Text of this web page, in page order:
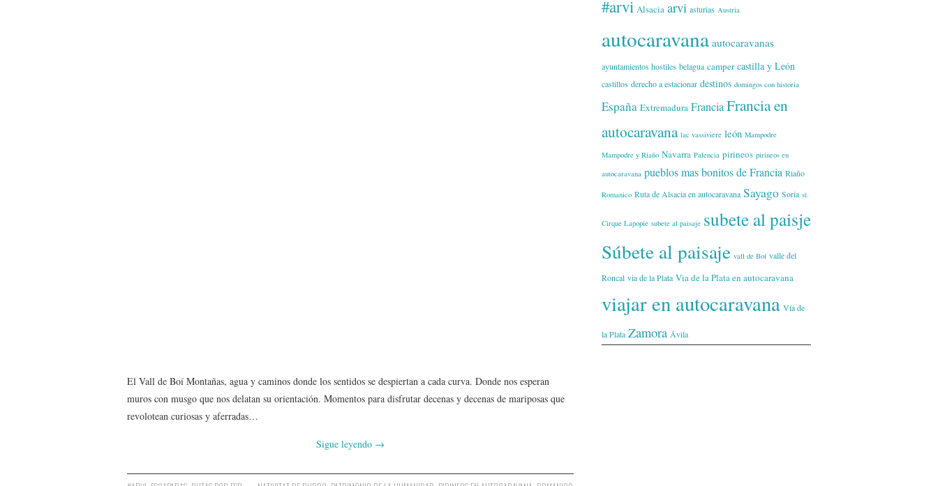
El Vall de Boí Montañas, agua y caminos donde los sentidos se despiertan a cada curva. Donde nos esperan
muros con musgo que nos delatan su orientación. Momentos para disfrutar decenas y decenas de mariposas que
revolotean curiosas y aferradas…
Sigue leyendo →
#arvi Alsacia arvi asturias Austria
autocaravana autocaravanas
ayuntamientos hostiles belagua camper castilla y León
castillos derecho a estacionar destinos domingos con historia
España Extremadura Francia Francia en
autocaravana lac vassiviere león Mampodre
Mampodre y Riaño Navarra Palencia pirineos pirineos en
autocaravana pueblos mas bonitos de Francia Riaño
Romanico Ruta de Alsacia en autocaravana Sayago Soria st.
Cirque Lapopie subete al paisaje subete al paisje
Súbete al paisaje vall de Boí valle del
Roncal via de la Plata Via de la Plata en autocaravana
viajar en autocaravana Vía de
la Plata Zamora Ávila